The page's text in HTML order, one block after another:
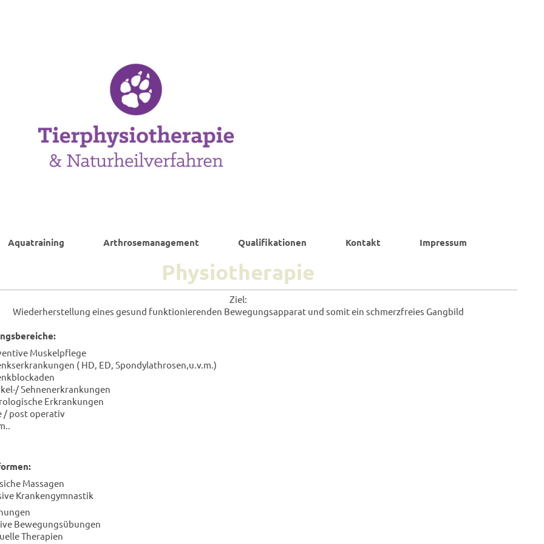
Aquatraining Arthrosemanagement Qualifikationen Kontakt Impressum
Physiotherapie
Ziel:
Wiederherstellung eines gesund funktionierenden Bewegungsapparat und somit ein schmerzfreies Gangbild
Muskelpflege
( HD, ED, Spondylathrosen,u.v.m.)
Sehnenerkrankungen
Erkrankungen
/ post operativ
Massagen
Krankengymnastik
Bewegungsübungen
Therapien